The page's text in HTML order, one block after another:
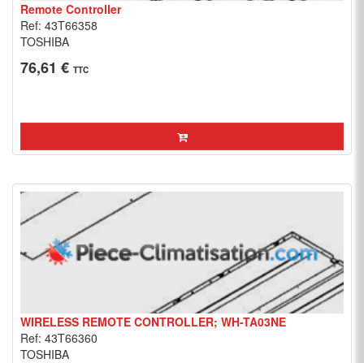
Remote Controller
Ref: 43T66358
TOSHIBA
76,61 € TTC
WIRELESS REMOTE CONTROLLER; WH-TA03NE
Ref: 43T66360
TOSHIBA